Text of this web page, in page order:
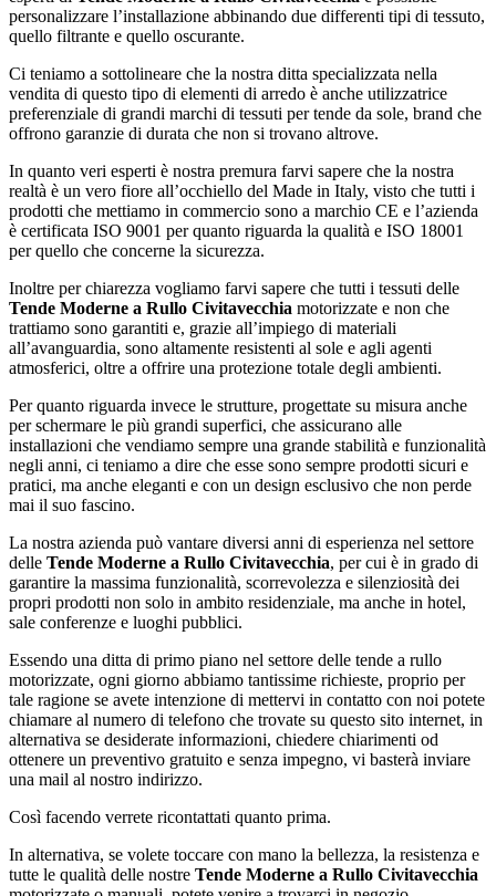
personalizzare l’installazione abbinando due differenti tipi di tessuto,
quello filtrante e quello oscurante.
Ci teniamo a sottolineare che la nostra ditta specializzata nella
vendita di questo tipo di elementi di arredo è anche utilizzatrice
preferenziale di grandi marchi di tessuti per tende da sole, brand che
offrono garanzie di durata che non si trovano altrove.
In quanto veri esperti è nostra premura farvi sapere che la nostra
realtà è un vero fiore all’occhiello del Made in Italy, visto che tutti i
prodotti che mettiamo in commercio sono a marchio CE e l’azienda
è certificata ISO 9001 per quanto riguarda la qualità e ISO 18001
per quello che concerne la sicurezza.
Inoltre per chiarezza vogliamo farvi sapere che tutti i tessuti delle
Tende Moderne a Rullo Civitavecchia motorizzate e non che
trattiamo sono garantiti e, grazie all’impiego di materiali
all’avanguardia, sono altamente resistenti al sole e agli agenti
atmosferici, oltre a offrire una protezione totale degli ambienti.
Per quanto riguarda invece le strutture, progettate su misura anche
per schermare le più grandi superfici, che assicurano alle
installazioni che vendiamo sempre una grande stabilità e funzionalità
negli anni, ci teniamo a dire che esse sono sempre prodotti sicuri e
pratici, ma anche eleganti e con un design esclusivo che non perde
mai il suo fascino.
La nostra azienda può vantare diversi anni di esperienza nel settore
delle Tende Moderne a Rullo Civitavecchia, per cui è in grado di
garantire la massima funzionalità, scorrevolezza e silenziosità dei
propri prodotti non solo in ambito residenziale, ma anche in hotel,
sale conferenze e luoghi pubblici.
Essendo una ditta di primo piano nel settore delle tende a rullo
motorizzate, ogni giorno abbiamo tantissime richieste, proprio per
tale ragione se avete intenzione di mettervi in contatto con noi potete
chiamare al numero di telefono che trovate su questo sito internet, in
alternativa se desiderate informazioni, chiedere chiarimenti od
ottenere un preventivo gratuito e senza impegno, vi basterà inviare
una mail al nostro indirizzo.
Così facendo verrete ricontattati quanto prima.
In alternativa, se volete toccare con mano la bellezza, la resistenza e
tutte le qualità delle nostre Tende Moderne a Rullo Civitavecchia